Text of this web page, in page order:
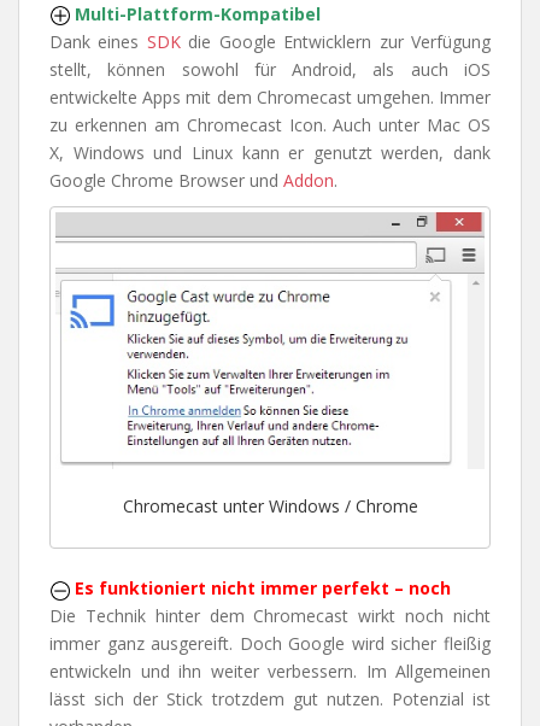
Multi-Plattform-Kompatibel
Dank eines SDKdie Google Entwicklern zur Verfügung
stellt, können sowohl für Android, als auch iOS
entwickelte Apps mit dem Chromecast umgehen. Immer
zu erkennen am Chromecast Icon. Auch unter Mac OS
X, Windows und Linux kann er genutzt werden, dank
Google Chrome Browser und Addon.
Chromecast unter Windows / Chrome
Es funktioniert nicht immer perfekt – noch
Die Technik hinter dem Chromecast wirkt noch nicht
immer ganz ausgereift. Doch Google wird sicher fleißig
entwickeln und ihn weiter verbessern. Im Allgemeinen
lässt sich der Stick trotzdem gut nutzen. Potenzial ist